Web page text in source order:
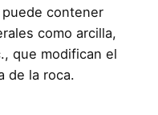
contener
como arcilla,
que modifican el
de la roca.